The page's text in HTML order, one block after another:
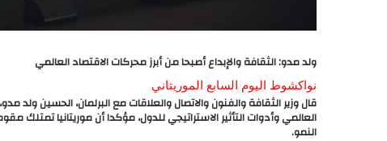
ولد مدو: الثقافة والإبداع أصبحا من أبرز محركات الاقتصاد العالمي
نواكشوط اليوم السابع الموريتاني
قال وزير الثقافة والفنون والاتصال والعلاقات مع البرلمان، الحسين ولد
العالمي وأدوات التأثير الاستراتيجي للدول، مؤكدا أن موريتانيا
النمو.